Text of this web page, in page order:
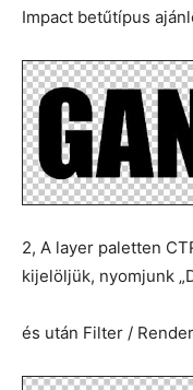
Impact betűtípus
2, A layer paletten
kijelöljük, nyomjunk
és után Filter /